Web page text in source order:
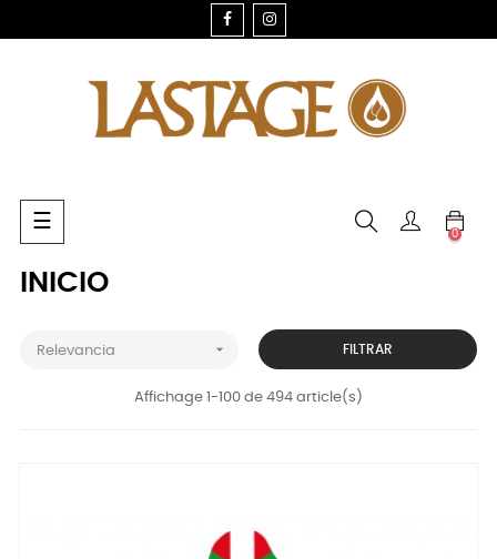
FACEBOOK
Navegación
de
☰
0
INICIO
Relevancia  FILTRAR
Affichage 1-100 de 494 article(s)